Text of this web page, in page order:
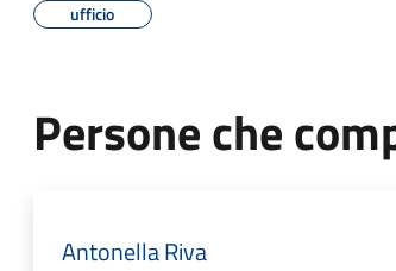
ufficio
Persone che
Antonella Riva